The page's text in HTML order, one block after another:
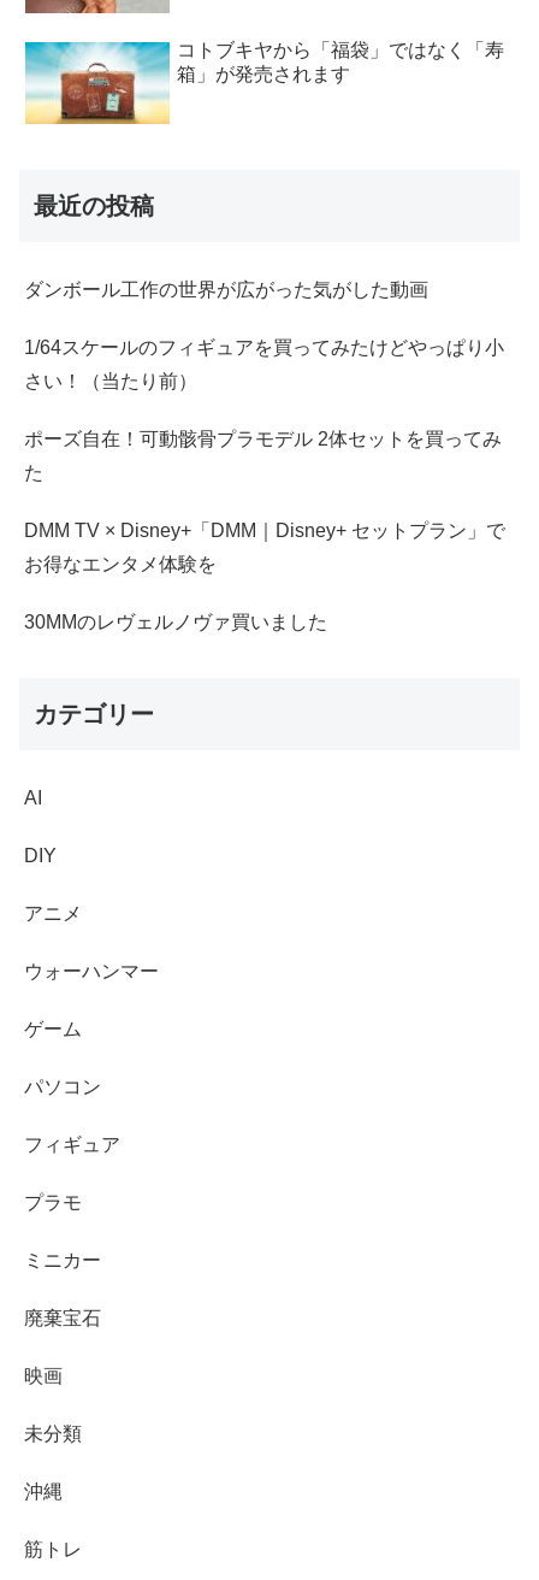
コトブキヤから「福袋」ではなく「寿
箱」が発売されます
最近の投稿
ダンボール工作の世界が広がった気がした動画
1/64スケールのフィギュアを買ってみたけどやっぱり小
さい！（当たり前）
ポーズ自在！可動骸骨プラモデル 2体セットを買ってみ
た
DMM TV × Disney+「DMM｜Disney+ セットプラン」で
お得なエンタメ体験を
30MMのレヴェルノヴァ買いました
カテゴリー
AI
DIY
アニメ
ウォーハンマー
ゲーム
パソコン
フィギュア
プラモ
ミニカー
廃棄宝石
映画
未分類
沖縄
筋トレ